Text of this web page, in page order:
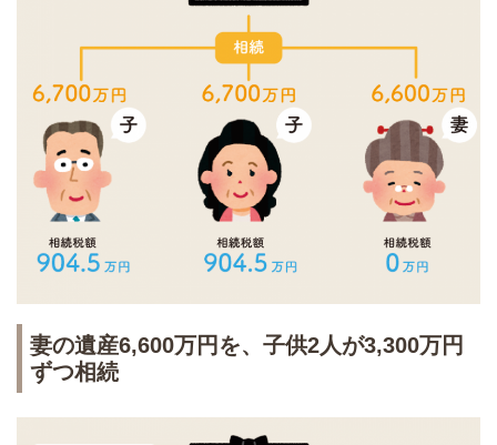
妻の遺産6,600万円を、子供2人が3,300万円
ずつ相続